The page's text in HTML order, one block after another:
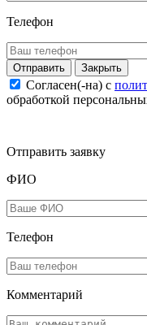
Телефон
Закрыть
Согласен(-на) c
обработкой
Отправить заявку
ФИО
Телефон
Комментарий